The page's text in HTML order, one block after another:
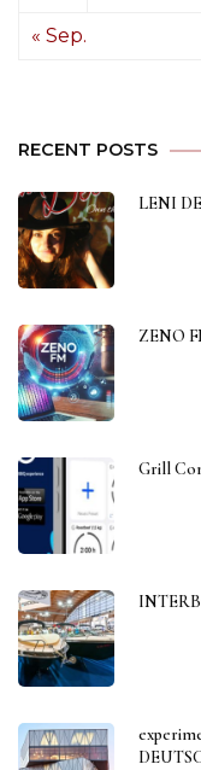
« Sep.
RECENT POSTS
LENI
ZENO
Grill